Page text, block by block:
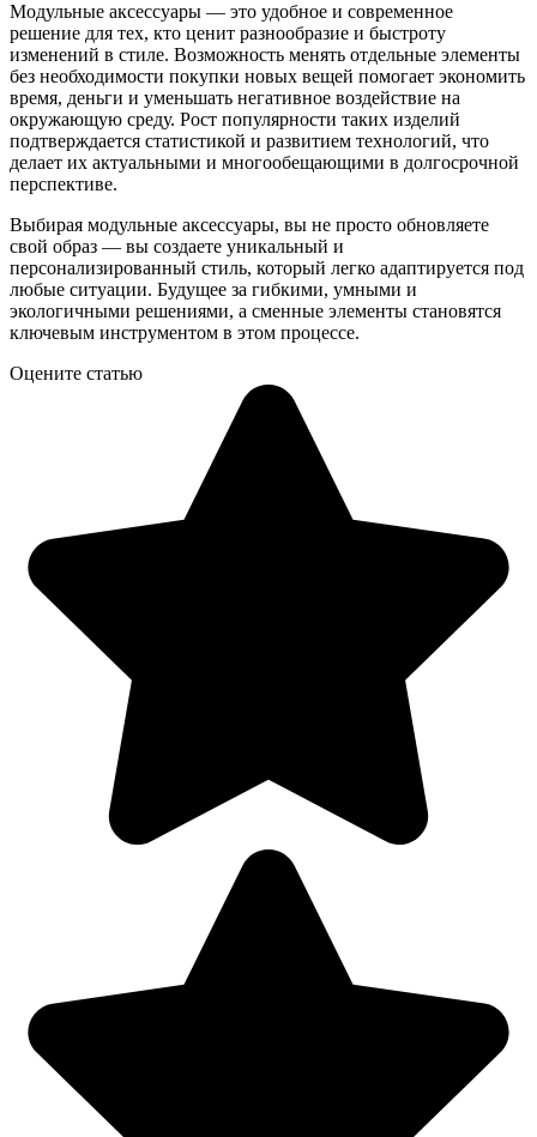
Модульные аксессуары — это удобное и современное
решение для тех, кто ценит разнообразие и быстроту
изменений в стиле. Возможность менять отдельные элементы
без необходимости покупки новых вещей помогает экономить
время, деньги и уменьшать негативное воздействие на
окружающую среду. Рост популярности таких изделий
подтверждается статистикой и развитием технологий, что
делает их актуальными и многообещающими в долгосрочной
перспективе.
Выбирая модульные аксессуары, вы не просто обновляете
свой образ — вы создаете уникальный и
персонализированный стиль, который легко адаптируется под
любые ситуации. Будущее за гибкими, умными и
экологичными решениями, а сменные элементы становятся
ключевым инструментом в этом процессе.
Оцените статью